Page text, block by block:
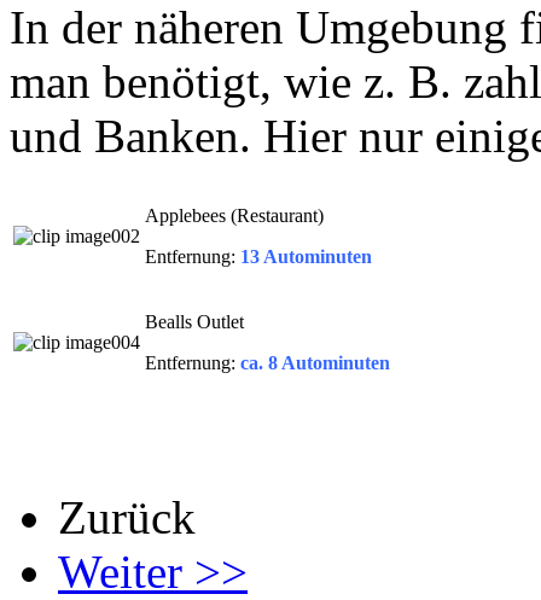
In der näheren Umgebung
man benötigt, wie z. B.
und Banken. Hier nur
Applebees (Restaurant)
Entfernung: 13 Autominuten
Bealls Outlet
Entfernung: ca. 8 Autominuten
Zurück
Weiter >>